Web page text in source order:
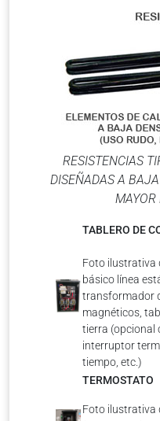
RESISTENCIAS
DISEÑADAS A
MAYOR
TABLERO DE
Foto ilustrativa
básico línea
transformador
magnéticos,
tierra (opcional
interruptor
tiempo, etc.)
TERMOSTATO
Foto ilustrativa